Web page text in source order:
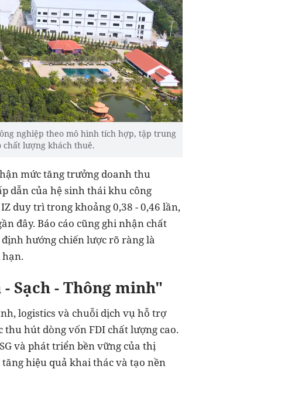
nghiệp theo mô hình tích hợp, tập trung
lượng khách thuê.
mức tăng trưởng doanh thu
dẫn của hệ sinh thái khu công
duy trì trong khoảng 0,38 - 0,46 lần,
đây. Báo cáo cũng ghi nhận chất
hướng chiến lược rõ ràng là
Sạch - Thông minh"
logistics và chuỗi dịch vụ hỗ trợ
hút dòng vốn FDI chất lượng cao.
và phát triển bền vững của thị
hiệu quả khai thác và tạo nền